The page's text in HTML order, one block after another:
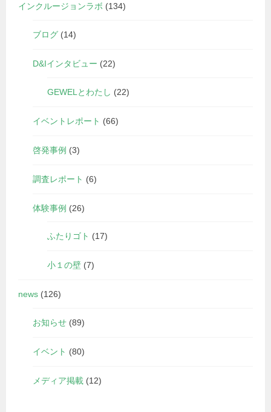
インクルージョンラボ (134)
ブログ (14)
D&Iインタビュー (22)
GEWELとわたし (22)
イベントレポート (66)
啓発事例 (3)
調査レポート (6)
体験事例 (26)
ふたりゴト (17)
小１の壁 (7)
news (126)
お知らせ (89)
イベント (80)
メディア掲載 (12)